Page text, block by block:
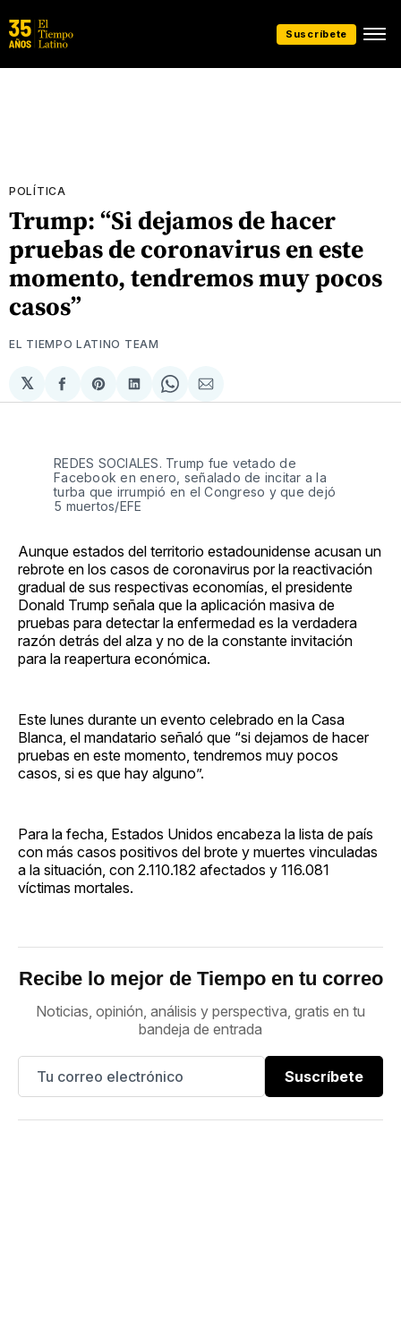
Suscríbete
POLÍTICA
Trump: “Si dejamos de hacer
pruebas de coronavirus en este
momento, tendremos muy pocos
casos”
EL TIEMPO LATINO TEAM
𝕏
Compartir
en
Share
on
Compartir
en
Share
on
Compartir
via
REDES SOCIALES. Trump fue vetado de
Facebook en enero, señalado de incitar a la
turba que irrumpió en el Congreso y que dejó
5 muertos/EFE
Aunque estados del territorio estadounidense acusan un
rebrote en los casos de coronavirus por la reactivación
gradual de sus respectivas economías, el presidente
Donald Trump señala que la aplicación masiva de
pruebas para detectar la enfermedad es la verdadera
razón detrás del alza y no de la constante invitación
para la reapertura económica.
Este lunes durante un evento celebrado en la Casa
Blanca, el mandatario señaló que “si dejamos de hacer
pruebas en este momento, tendremos muy pocos
casos, si es que hay alguno”.
Para la fecha, Estados Unidos encabeza la lista de país
con más casos positivos del brote y muertes vinculadas
a la situación, con 2.110.182 afectados y 116.081
víctimas mortales.
Recibe lo mejor de Tiempo en tu correo
Noticias, opinión, análisis y perspectiva, gratis en tu
bandeja de entrada
Suscríbete